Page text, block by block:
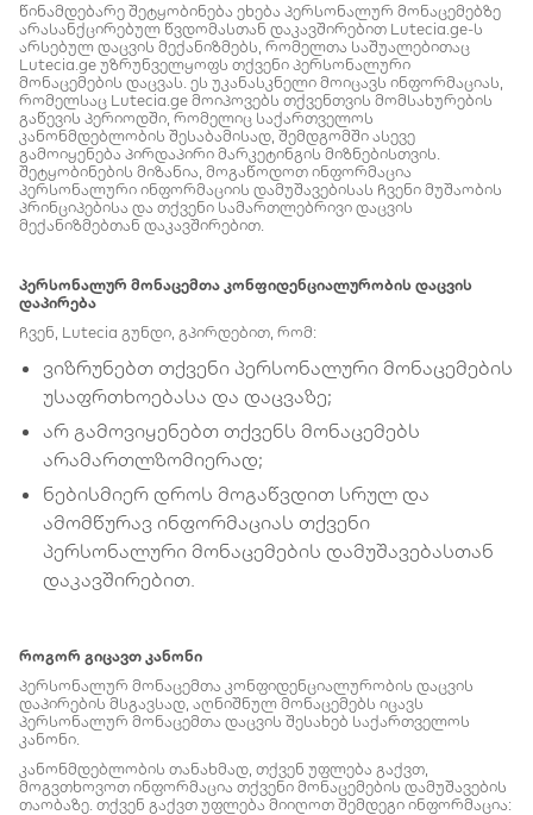
წინამდებარე შეტყობინება ეხება პერსონალურ მონაცემებზე
არასანქცირებულ წვდომასთან დაკავშირებით Lutecia.ge-ს
არსებულ დაცვის მექანიზმებს, რომელთა საშუალებითაც
Lutecia.ge უზრუნველყოფს თქვენი პერსონალური
მონაცემების დაცვას. ეს უკანასკნელი მოიცავს ინფორმაციას,
რომელსაც Lutecia.ge მოიპოვებს თქვენთვის მომსახურების
გაწევის პერიოდში, რომელიც საქართველოს
კანონმდებლობის შესაბამისად, შემდგომში ასევე
გამოიყენება პირდაპირი მარკეტინგის მიზნებისთვის.
შეტყობინების მიზანია, მოგაწოდოთ ინფორმაცია
პერსონალური ინფორმაციის დამუშავებისას ჩვენი მუშაობის
პრინციპებისა და თქვენი სამართლებრივი დაცვის
მექანიზმებთან დაკავშირებით.
პერსონალურ მონაცემთა კონფიდენციალურობის დაცვის
დაპირება
ჩვენ, Lutecia გუნდი, გპირდებით, რომ:
ვიზრუნებთ თქვენი პერსონალური მონაცემების
უსაფრთხოებასა და დაცვაზე;
არ გამოვიყენებთ თქვენს მონაცემებს
არამართლზომიერად;
ნებისმიერ დროს მოგაწვდით სრულ და
ამომწურავ ინფორმაციას თქვენი
პერსონალური მონაცემების დამუშავებასთან
დაკავშირებით.
როგორ გიცავთ კანონი
პერსონალურ მონაცემთა კონფიდენციალურობის დაცვის
დაპირების მსგავსად, აღნიშნულ მონაცემებს იცავს
პერსონალურ მონაცემთა დაცვის შესახებ საქართველოს
კანონი.
კანონმდებლობის თანახმად, თქვენ უფლება გაქვთ,
მოგვთხოვოთ ინფორმაცია თქვენი მონაცემების დამუშავების
თაობაზე. თქვენ გაქვთ უფლება მიიღოთ შემდეგი ინფორმაცია: